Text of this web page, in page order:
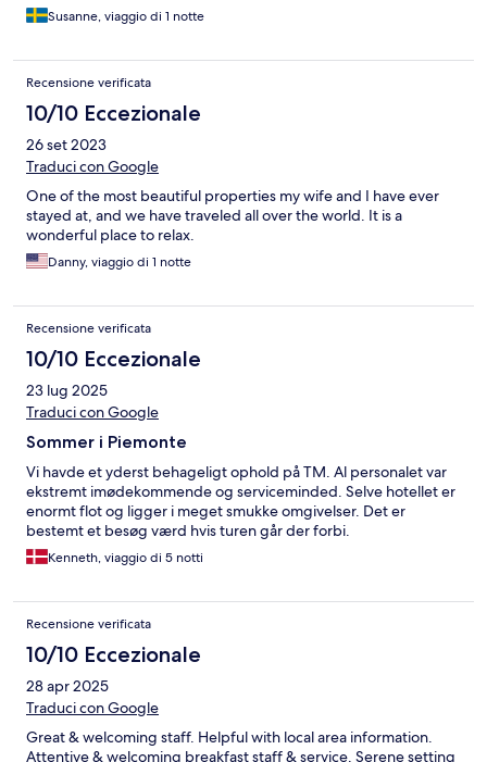
Susanne, viaggio di 1 notte
Recensione verificata
10/10 Eccezionale
26 set 2023
Traduci con Google
One of the most beautiful properties my wife and I have ever
stayed at, and we have traveled all over the world. It is a
wonderful place to relax.
Danny, viaggio di 1 notte
Recensione verificata
10/10 Eccezionale
23 lug 2025
Traduci con Google
Sommer i Piemonte
Vi havde et yderst behageligt ophold på TM. Al personalet var
ekstremt imødekommende og serviceminded. Selve hotellet er
enormt flot og ligger i meget smukke omgivelser. Det er
bestemt et besøg værd hvis turen går der forbi.
Kenneth, viaggio di 5 notti
Recensione verificata
10/10 Eccezionale
28 apr 2025
Traduci con Google
Great & welcoming staff. Helpful with local area information.
Attentive & welcoming breakfast staff & service. Serene setting